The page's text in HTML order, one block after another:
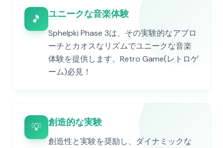
🎵 ユニークな音楽体験
Sphelpki Phase 3は、その実験的なアプロ
ーチとカオスなリズムでユニークな音楽
体験を提供します。Retro Game(レトロゲ
ーム)必見！
💡 創造的な実験
創造性と実験を奨励し、ダイナミックな